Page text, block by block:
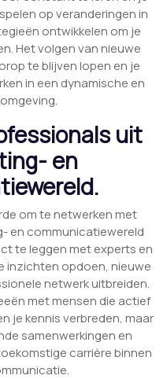
op veranderingen in
ontwikkelen om je
Het volgen van nieuwe
te blijven lopen en je
in een dynamische en
uit
en
om te netwerken met
en communicatiewereld
te leggen met experts en
inzichten opdoen, nieuwe
netwerk uitbreiden.
met mensen die actief
je kennis verbreden, maar
samenwerkingen en
carrière binnen